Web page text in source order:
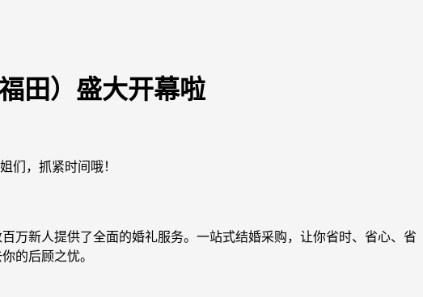
田）盛大开幕啦
们，抓紧时间哦！
万新人提供了全面的婚礼服务。一站式结婚采购，让你省时、省心、省
的后顾之忧。